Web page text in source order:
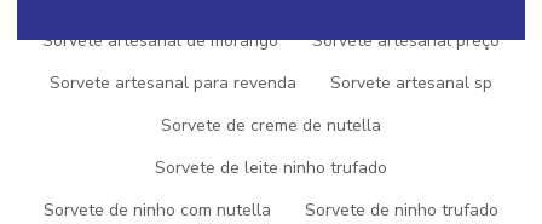
Sorvete artesanal de morango
Sorvete artesanal preço
Sorvete artesanal para revenda
Sorvete artesanal sp
Sorvete de creme de nutella
Sorvete de leite ninho trufado
Sorvete de ninho com nutella
Sorvete de ninho trufado
SOLICITE UM ORÇAMENTO
INFORMAÇÕES